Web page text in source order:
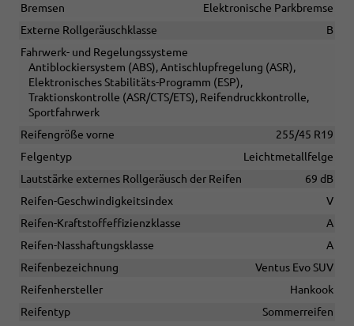
Bremsen
Elektronische Parkbremse
Externe Rollgeräuschklasse
B
Fahrwerk- und Regelungssysteme
Antiblockiersystem (ABS), Antischlupfregelung (ASR),
Elektronisches Stabilitäts-Programm (ESP),
Traktionskontrolle (ASR/CTS/ETS), Reifendruckkontrolle,
Sportfahrwerk
Reifengröße vorne
255/45 R19
Felgentyp
Leichtmetallfelge
Lautstärke externes Rollgeräusch der Reifen
69 dB
Reifen-Geschwindigkeitsindex
V
Reifen-Kraftstoffeffizienzklasse
A
Reifen-Nasshaftungsklasse
A
Reifenbezeichnung
Ventus Evo SUV
Reifenhersteller
Hankook
Reifentyp
Sommerreifen